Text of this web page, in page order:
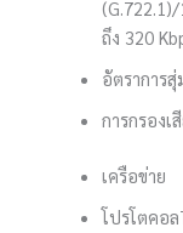
ถึง 320
อัตราการสุ่
การกรอง
เครือข่าย
โปรโตคอล